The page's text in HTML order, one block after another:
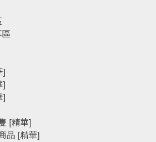
]
]
]
[精華]
品 [精華]